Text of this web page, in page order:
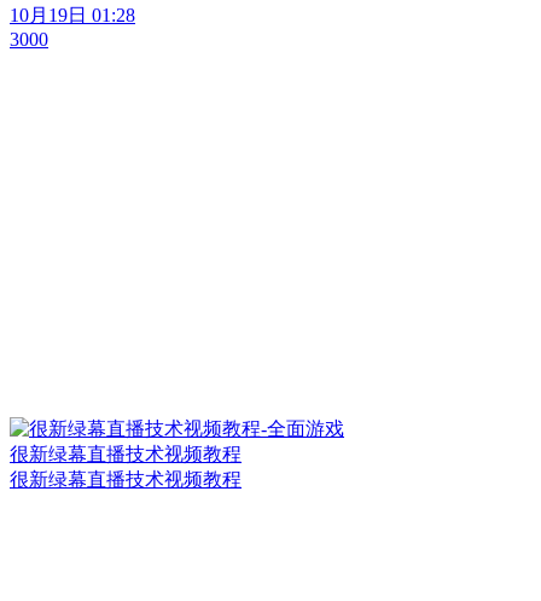
10月19日 01:28
3000
很新绿幕直播技术视频教程
很新绿幕直播技术视频教程